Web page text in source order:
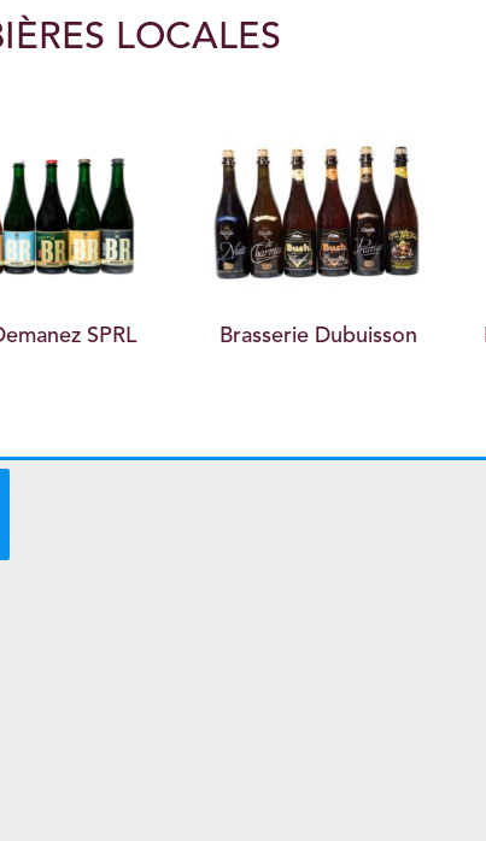
LOCALES
SPRL Brasserie Dubuisson